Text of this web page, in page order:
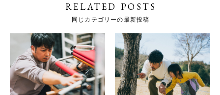
RELATED POSTS
同じカテゴリーの最新投稿